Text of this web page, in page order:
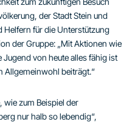
der Stadt Stein und
Helfern für die Unterstützung
der Gruppe: „Mit Aktionen wie
von heute alles fähig ist
Allgemeinwohl beiträgt.“
wie zum Beispiel der
nur halb so lebendig“,